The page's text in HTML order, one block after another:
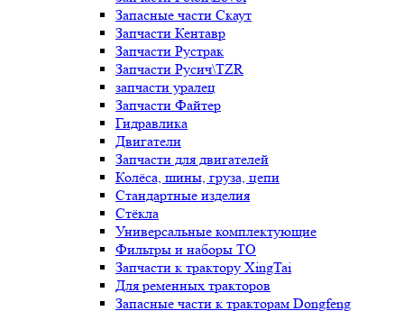
Запасные части Скаут
Запчасти Кентавр
Запчасти Рустрак
Запчасти Русич\TZR
запчасти уралец
Запчасти Файтер
Гидравлика
Двигатели
Запчасти для двигателей
Колёса, шины, груза, цепи
Стандартные изделия
Стёкла
Универсальные комплектующие
Фильтры и наборы ТО
Запчасти к трактору XingTai
Для ременных тракторов
Запасные части к тракторам Dongfeng